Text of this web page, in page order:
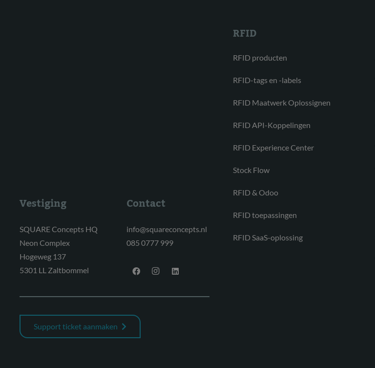
Vestiging
SQUARE Concepts HQ
Neon Complex
Hogeweg 137
5301 LL Zaltbommel
Contact
info@squareconcepts.nl
085 0777 999
Support ticket aanmaken
RFID
RFID producten
RFID-tags en -labels
RFID Maatwerk Oplossignen
RFID API-Koppelingen
RFID Experience Center
Stock Flow
RFID & Odoo
RFID toepassingen
RFID SaaS-oplossing